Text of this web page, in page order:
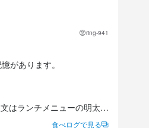
ring-941
があります。
はランチメニューの明太子
食べログで見る
：1,300円〜